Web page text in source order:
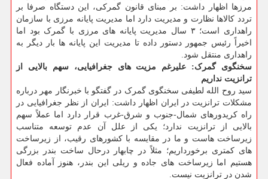
مرزها اظهار داشت: بر مبنای قانون گمرکی، این دستگاه صرفا بر
تردد کالاها نظارت و مدیریت دارد اما مدیریت پایانه مرزی با سازمان
راهداری است؛ ۳ سال مدیریت پایانه های مرزی با گمرک بود اما
اخیراً رئیس جمهور دستور داده تا مدیریت این پایانه ها بار دیگر به
راهداری منتقل شود.
سخنگوی گمرک: علیرغم مزیت های جغرافیایی، سهم بالایی از
ترانزیت نداریم
سید روح الله لطیفی سخنگوی گمرک در گفتگو با خبرنگار مهر درباره
مشکلات ترانزیت در ایران اظهار داشت: ایران از نظر جغرافیایی در
راه کریدورهای شمال-جنوب و شرق-غرب قرار دارد اما عملاً سهم
بالایی از ترانزیت ندارد؛ یکی از علل آن عدم توسعه متناسب
زیرساخت هاست و ما در مقایسه با کشورهای رقیب، از زیرساخت
های کمتری برخورداریم؛ مثلاً در چابهار درحال ساخت بندر بزرگی
هستیم اما زیرساخت های جاده و ریلی این بندر، هنوز آماده فعال
شدن در ترانزیت نیست.